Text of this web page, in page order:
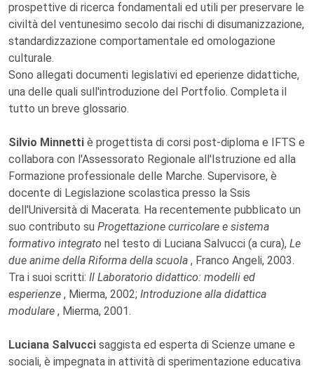
prospettive di ricerca fondamentali ed utili per preservare le
civiltà del ventunesimo secolo dai rischi di disumanizzazione,
standardizzazione comportamentale ed omologazione
culturale.
Sono allegati documenti legislativi ed eperienze didattiche,
una delle quali sull'introduzione del Portfolio. Completa il
tutto un breve glossario.
Silvio Minnetti è progettista di corsi post-diploma e IFTS e
collabora con l'Assessorato Regionale all'Istruzione ed alla
Formazione professionale delle Marche. Supervisore, è
docente di Legislazione scolastica presso la Ssis
dell'Università di Macerata. Ha recentemente pubblicato un
suo contributo su Progettazione curricolare e sistema
formativo integrato nel testo di Luciana Salvucci (a cura), Le
due anime della Riforma della scuola , Franco Angeli, 2003.
Tra i suoi scritti: Il Laboratorio didattico: modelli ed
esperienze , Mierma, 2002; Introduzione alla didattica
modulare , Mierma, 2001.
Luciana Salvucci saggista ed esperta di Scienze umane e
sociali, è impegnata in attività di sperimentazione educativa